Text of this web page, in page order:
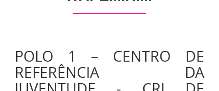
POLO 1 – CENTRO DE
REFERÊNCIA DA